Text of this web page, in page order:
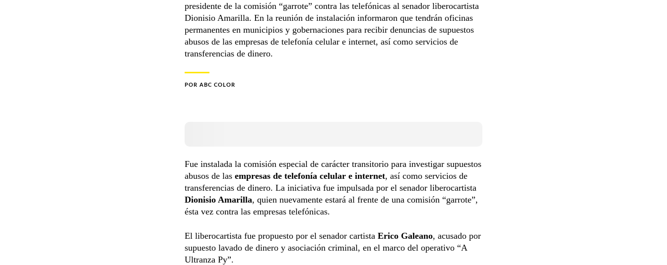
presidente de la comisión “garrote” contra las telefónicas al senador liberocartista
Dionisio Amarilla. En la reunión de instalación informaron que tendrán oficinas
permanentes en municipios y gobernaciones para recibir denuncias de supuestos
abusos de las empresas de telefonía celular e internet, así como servicios de
transferencias de dinero.
POR ABC COLOR
Fue instalada la comisión especial de carácter transitorio para investigar supuestos
abusos de las empresas de telefonía celular e internet, así como servicios de
transferencias de dinero. La iniciativa fue impulsada por el senador liberocartista
Dionisio Amarilla, quien nuevamente estará al frente de una comisión “garrote”,
ésta vez contra las empresas telefónicas.
El liberocartista fue propuesto por el senador cartista Erico Galeano, acusado por
supuesto lavado de dinero y asociación criminal, en el marco del operativo “A
Ultranza Py”.